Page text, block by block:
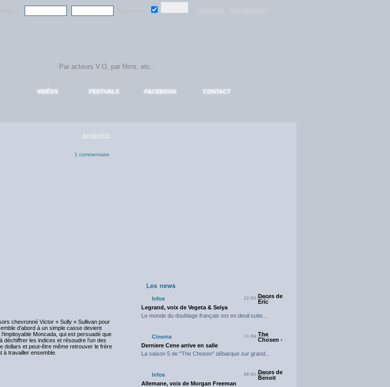
VIDÉOS FESTIVALS FACEBOOK CONTACT
02/03/2022
1 commentaire
chevronné Victor « Sully » Sullivan pour
d’abord à un simple casse devient
Moncada, qui est persuadé que
déchiffrer les indices et résoudre l’un des
dollars et peut-être même retrouver le frère
à travailler ensemble.
22/05/2025Deces de
Eric
Legrand, voix de Vegeta & Seiya
Le monde du doublage français est en deuil suite...
11/04/2025
The
Chosen -
Derniere Cene arrive en salle
La saison 5 de "The Chosen" débarque sur grand...
09/01/2025Deces de
Benoit
Allemane, voix de Morgan Freeman